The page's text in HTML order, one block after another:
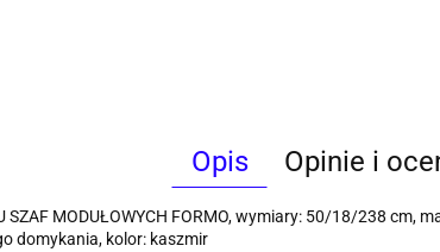
Opis Opinie i
SZAF MODUŁOWYCH FORMO, wymiary: 50/18/238 cm,
domykania, kolor: kaszmir